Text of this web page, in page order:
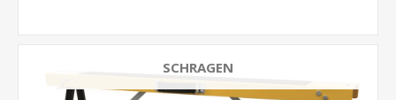
SCHRAGEN